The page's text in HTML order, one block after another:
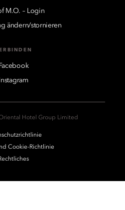
M.O. – Login
ändern/stornieren
Facebook
Instagram
Hotel Group Limited
Cookie-Richtlinie